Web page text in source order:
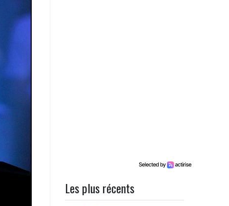
Les plus récents